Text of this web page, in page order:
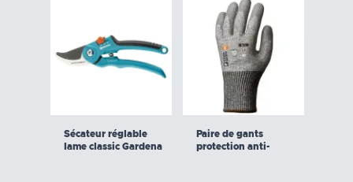
Sécateur réglable
lame classic Gardena
Paire de gants
protection anti-